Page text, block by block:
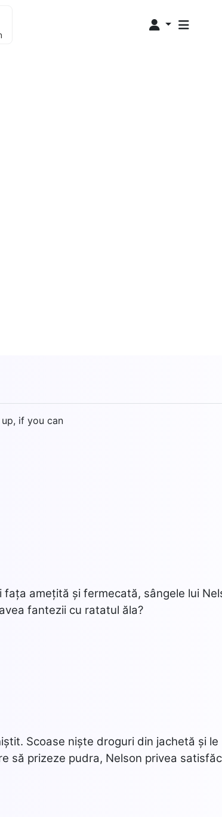
if you can
amețită și fermecată, sângele lui
fantezii cu ratatul ăla?
Scoase niște droguri din jachetă și le
să prizeze pudra, Nelson privea